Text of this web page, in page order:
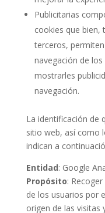
Publicitarias
cookies que
terceros,
navegación de
mostrarles
navegación.
La identificación de
sitio web, así como
indican a
Entidad: Google
Propósito:
de los usuarios por
origen de las visitas